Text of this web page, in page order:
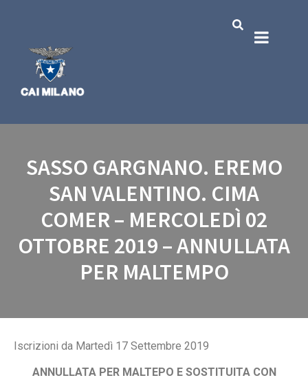
SASSO GARGNANO. EREMO
SAN VALENTINO. CIMA
COMER – MERCOLEDÌ 02
OTTOBRE 2019 – ANNULLATA
PER MALTEMPO
Iscrizioni da Martedì 17 Settembre 2019
ANNULLATA PER MALTEPO E SOSTITUITA CON